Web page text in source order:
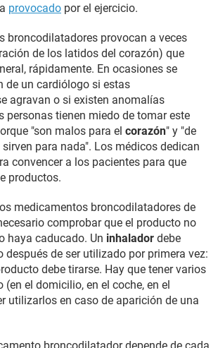
provocado por el ejercicio.
broncodilatadores provocan a veces
de los latidos del corazón) que
rápidamente. En ocasiones se
de un cardiólogo si estas
agravan o si existen anomalías
personas tienen miedo de tomar este
"son malos para el corazón" y "de
para nada". Los médicos dedican
convencer a los pacientes para que
productos.
medicamentos broncodilatadores de
comprobar que el producto no
haya caducado. Un inhalador debe
después de ser utilizado por primera vez:
debe tirarse. Hay que tener varios
(en el domicilio, en el coche, en el
utilizarlos en caso de aparición de una